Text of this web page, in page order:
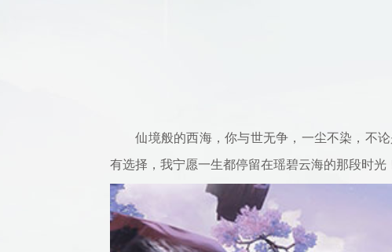
仙境般的西海，你与世无争，一尘不染，不论
有选择，我宁愿一生都停留在瑶碧云海的那段时